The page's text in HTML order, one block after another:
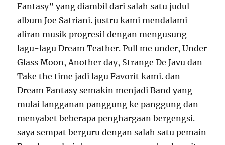
Fantasy” yang diambil dari salah satu judul
album Joe Satriani. justru kami mendalami
aliran musik progresif dengan mengusung
lagu-lagu Dream Teather. Pull me under, Under
Glass Moon, Another day, Strange De Javu dan
Take the time jadi lagu Favorit kami. dan
Dream Fantasy semakin menjadi Band yang
mulai langganan panggung ke panggung dan
menyabet beberapa penghargaan bergengsi.
saya sempat berguru dengan salah satu pemain